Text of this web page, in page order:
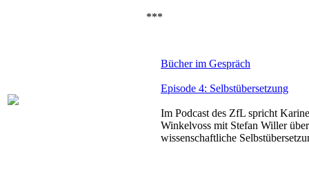
***
Bücher im Gespräch
Episode 4: Selbstübersetzung
Im Podcast des ZfL spricht Karine
Winkelvoss mit Stefan Willer über
wissenschaftliche